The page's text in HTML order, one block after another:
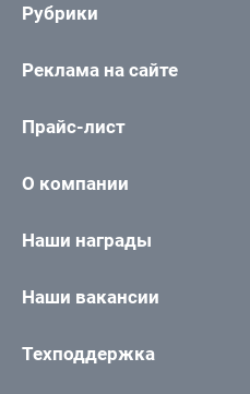
Рубрики
Реклама на сайте
Прайс-лист
О компании
Наши награды
Наши вакансии
Техподдержка